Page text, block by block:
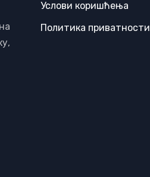
Услови коришћења
Политика приватности